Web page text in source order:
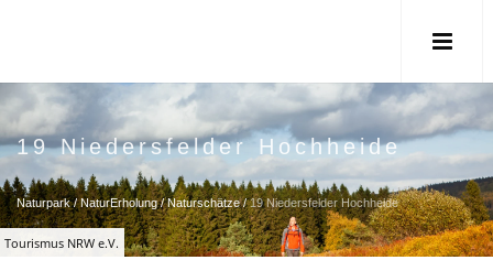
Tourismus NRW e.V.
19 Niedersfelder Hochheide
Naturpark/NaturErholung/Naturschätze/19 Niedersfelder Hochheide